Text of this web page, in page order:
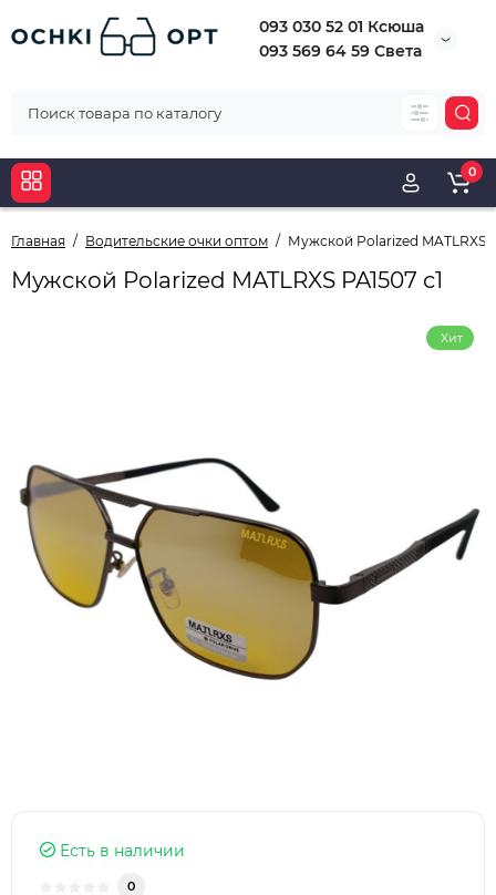
093 030 52 01 Ксюша
093 569 64 59 Света
0
Главная Водительские очки оптом Мужской Polarized MATLRXS
Мужской Polarized MATLRXS PA1507 с1
Хит
Есть в наличии
0